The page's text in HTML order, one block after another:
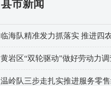
县市新闻
临海队精准发力抓落实 推进四
黄岩区“双轮驱动”做好劳动力
温岭队三步走扎实推进服务零